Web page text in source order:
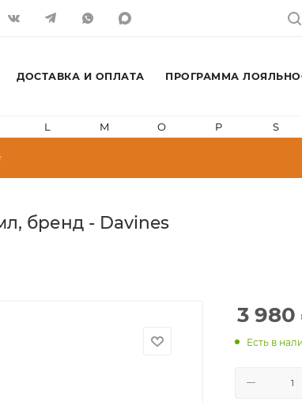
ДОСТАВКА И ОПЛАТА ПРОГРАММА
L M O P S
бренд - Davines
3 980
Есть в